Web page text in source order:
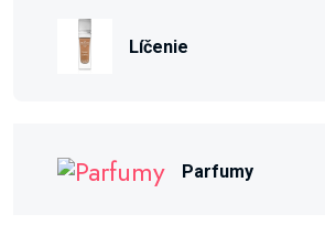
Líčenie
Parfumy